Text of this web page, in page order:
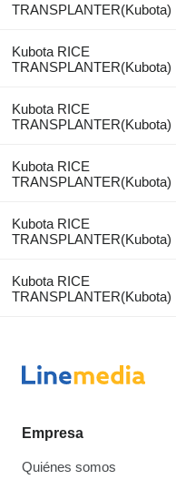
TRANSPLANTER(Kubota)
Kubota RICE
TRANSPLANTER(Kubota)
Kubota RICE
TRANSPLANTER(Kubota)
Kubota RICE
TRANSPLANTER(Kubota)
Kubota RICE
TRANSPLANTER(Kubota)
Kubota RICE
TRANSPLANTER(Kubota)
Empresa
Quiénes somos